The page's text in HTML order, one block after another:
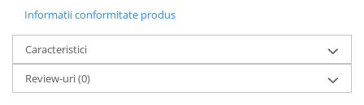
Informatii conformitate produs
Caracteristici
Review-uri(0)